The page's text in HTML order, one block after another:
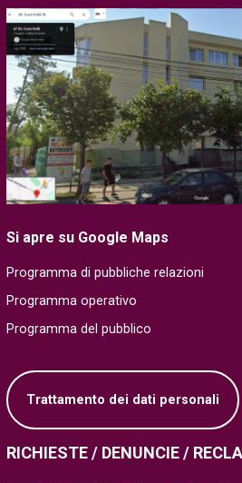
Si apre su Google Maps
Programma di pubbliche relazioni
Programma operativo
Programma del pubblico
Trattamento dei dati personali
RICHIESTE / DENUNCIE /